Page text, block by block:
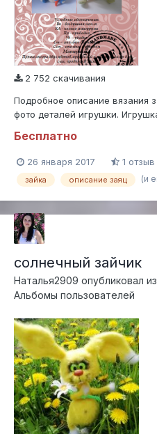
2 752 скачивания
Подробное описание вязания
фото деталей игрушки.
предполагается наличие
крючком. ВНИМАНИЕ!!! Данный
разработкой и предназначе...
Бесплатно
26 января 2017 1 отзыв
зайка описание заяц (и
солнечный зайчик
Наталья2909 опубликовал
Альбомы пользователей